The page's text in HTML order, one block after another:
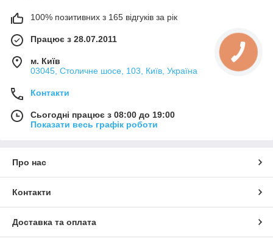
100% позитивних з 165 відгуків за рік
Працює з 28.07.2011
м. Київ
03045, Столичне шосе, 103, Київ, Україна
Контакти
Сьогодні працює з 08:00 до 19:00
Показати весь графік роботи
Про нас
Контакти
Доставка та оплата